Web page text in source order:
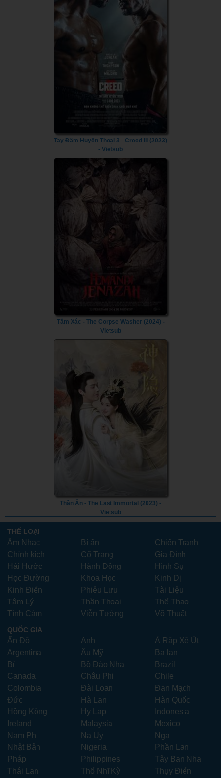
Tay Đấm Huyền Thoại 3 - Creed III (2023)
- Vietsub
Tắm Xác - The Corpse Washer (2024) -
Vietsub
Thần Ẩn - The Last Immortal (2023) -
Vietsub
THỂ LOẠI
Âm Nhạc Bí ẩn
Chiến Tranh
Chính kịch
Cổ Trang
Gia Đình
Hài Hước
Hành Động
Hình Sự
Học Đường
Khoa Học
Kinh Dị
Kinh Điển
Phiêu Lưu
Tài Liệu
Tâm Lý
Thần Thoại
Thể Thao
Tình Cảm
Viễn Tưởng Võ Thuật
QUỐC GIA
Ấn Độ Anh
Ả Rập Xê Út
Argentina
Âu Mỹ
Ba lan
Bỉ
Bồ Đào Nha
Brazil
Canada
Châu Phi
Chile
Colombia
Đài Loan
Đan Mạch
Đức
Hà Lan
Hàn Quốc
Hồng Kông
Hy Lạp
Indonesia
Ireland
Malaysia
Mexico
Nam Phi
Na Uy
Nga
Nhật Bản
Nigeria
Phần Lan
Pháp
Philippines
Tây Ban Nha
Thái Lan
Thổ Nhĩ Kỳ Thụy Điển